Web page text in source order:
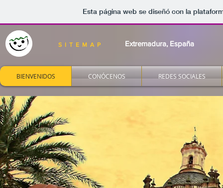
Esta página web se diseñó con la
SITEMAP Extremadura, España
BIENVENIDOS CONÓCENOS REDES SOCIALES